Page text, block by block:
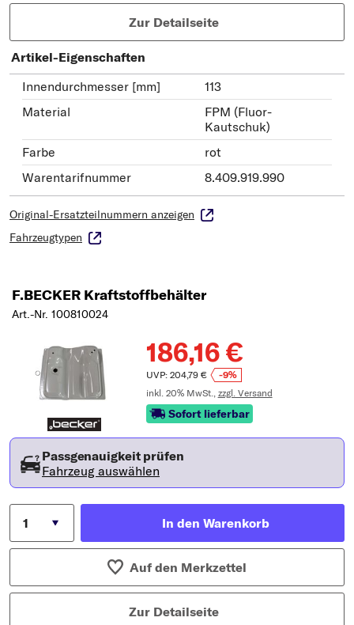
Zur Detailseite
Artikel-Eigenschaften
Innendurchmesser [mm]
113
Material
FPM (Fluor-
Kautschuk)
Farbe
rot
Warentarifnummer
8.409.919.990
Original-Ersatzteilnummern anzeigen
Fahrzeugtypen
F.BECKER Kraftstoffbehälter
Art.-Nr. 100810024
186,16 €
UVP: 204,79 €
-9%
inkl. 20% MwSt., zzgl. Versand
Sofort lieferbar
Passgenauigkeit prüfen
Fahrzeug auswählen
In den Warenkorb
Auf den Merkzettel
Zur Detailseite